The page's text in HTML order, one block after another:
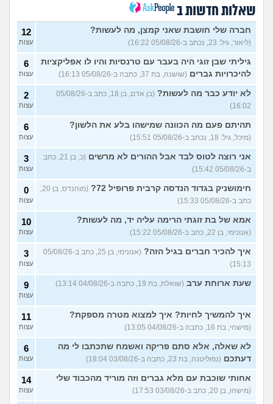
(לחם ושעשועים, בן 36)
כשרבתי עם בת הזוג שלי,
דחפתי אותה מתוך כעס. איך
להתמודד?
(אלכס, שם בדוי, בן
40)
13
עצות
איך להסביר לה שאני רוצה
להיפרד?
(עידן, בן 27)
20
עצות
בעיות ביני לבית הזוג, מה
לעשות?
6
עצות
לא משלמת בדייטים
(אלי, בן
29)
9
עצות
יוצאת איתו היום לדייט ראשון 3
עצות
בטיילת או מועדון?
(רואי, בן
26)
8
עצות
לוקח אותי לדייטים גרועים
האם להמשיך?
(נטע, בת 21)
17
עצות
עוד שאלות חדשות במדור
שאלות חדשות ב
חברה שלי חושבת שאני קמצן, מה לעשות?
(ליאור, גיל: 23, נכתב ב-05/08/26 16:22)
12
עצות
גיליתי שבן זוגי היה בעבר עם טרנסיות והיו לו אפליקציות
להיכרויות גברים (שושנה, בת 37, כתבה ב-05/08/26 16:13)
6
עצות
לא יודע כבר מה לעשות?
(בן אדם, בן 18, כתב ב-05/08/26
16:02)
2
עצות
תהיתם פעם מה הכוונה שמישהו בלע את הלשון?
(מיכל, גיל: 18, נכתב ב-05/08/26 15:51)
6
עצות
אני רוצה לטוס לבד אבל ההורים לא מרשים
(כ, בן 21, כתב
ב-05/08/26 15:42)
3
עצות
חימושניק בגדוד הנדסה קרבית פרופיל 72?
(מוהנדס, בן 20,
כתב ב-05/08/26 15:33)
0
עצות
אמא של בת זוגתי הרימה עליה יד, מה לעשות?
(אנונימי, בן 22, כתב ב-05/08/26 15:22)
10
עצות
איך להכיר חברים בגיל הזה?
(אנונימי, בן 25, כתב ב-05/08/26
15:13)
3
עצות
שעת ארוחת ערב (שואלת, בת 19, כתבה ב-04/08/26 13:14) 9
עצות
איך להמשיך לחיות? איך למצוא מטרה מספקת?
(מישהי, בת 16, כתבה ב-04/08/26 13:05)
11
עצות
לא שאלה, אלא סתם פריקה ואשמח שתכתבו לי מה
דעתכם (נפוליטנה, בת 23, כתבה ב-03/08/26 18:04)
6
עצות
אחותי שוכבת עם מלא גברים וזה מוריד מהכבוד שלי
(מישהו, בן 20, כתב ב-03/08/26 17:53)
14
עצות